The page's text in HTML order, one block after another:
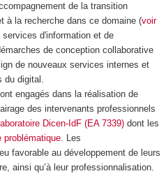
de la transition
à la recherche dans ce domaine (voir
d'information et de
de conception collaborative
de nouveaux services internes et
du digital.
engagés dans la réalisation de
des intervenants professionnels
Dicen-IdF (EA 7339)dont les
problématique. Les
favorable au développement de leurs
ainsi qu’à leur professionnalisation.